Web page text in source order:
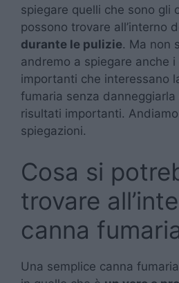
spiegare quelli che sono gli
possono trovare all’interno
durante le pulizie. Ma non
andremo a spiegare anche
importanti che interessano
fumaria senza
risultati importanti.
spiegazioni.
Cosa si
trovare
canna
Una semplice canna